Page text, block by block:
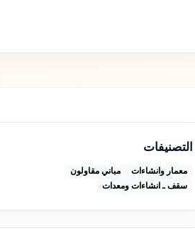
التصنيفات
معمار وانشاءات
مباني مقاولون
سقف ـ انشاءات ومعدات